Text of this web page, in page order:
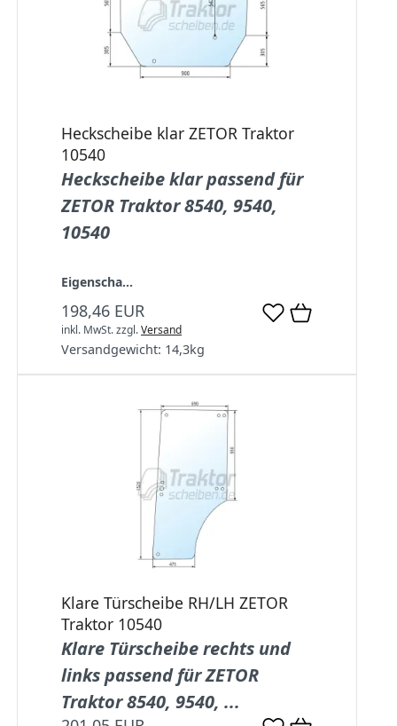
Heckscheibe klar ZETOR Traktor
10540
Heckscheibe klar passend für
ZETOR Traktor 8540, 9540,
10540
Eigenscha...
198,46 EUR
inkl. MwSt.zzgl.Versand
Versandgewicht: 14,3kg
Klare Türscheibe RH/LH ZETOR
Traktor 10540
Klare Türscheibe rechts und
links passend für ZETOR
Traktor 8540, 9540, ...